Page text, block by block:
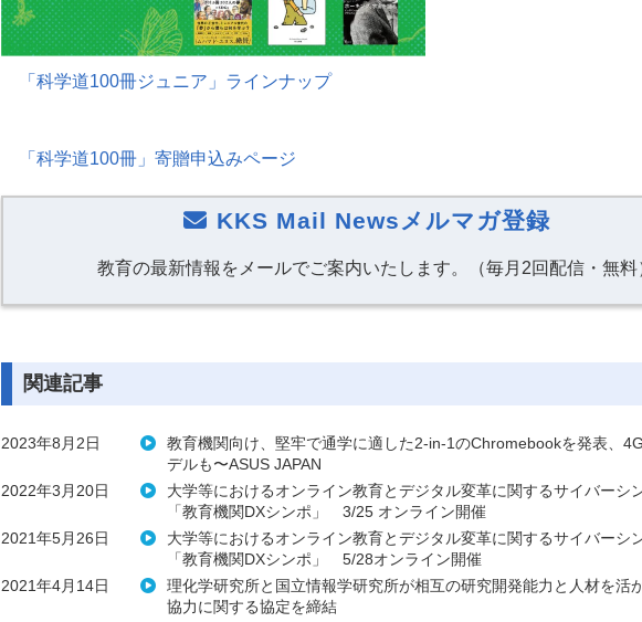
「科学道100冊ジュニア」ラインナップ
「科学道100冊」寄贈申込みページ
KKS Mail Newsメルマガ登録
教育の最新情報をメールでご案内いたします。（毎月2回配信・無料
関連記事
2023年8月2日
教育機関向け、堅牢で通学に適した2-in-1のChromebookを発表、
デルも〜ASUS JAPAN
2022年3月20日
大学等におけるオンライン教育とデジタル変革に関するサイバーシ
「教育機関DXシンポ」 3/25 オンライン開催
2021年5月26日
大学等におけるオンライン教育とデジタル変革に関するサイバーシ
「教育機関DXシンポ」 5/28オンライン開催
2021年4月14日
理化学研究所と国立情報学研究所が相互の研究開発能力と人材を活
協力に関する協定を締結